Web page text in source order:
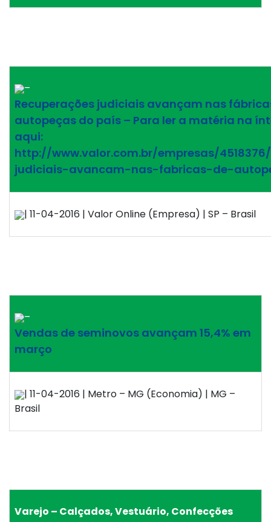
–
Recuperações judiciais avançam nas
autopeças do país – Para ler a matéria na
aqui:
http://www.valor.com.br/empresas/
judiciais-avancam-nas-fabricas-de-
| 11-04-2016 | Valor Online (Empresa) | SP – Brasil
–
Vendas de seminovos avançam 15,4% em
março
| 11-04-2016 | Metro – MG (Economia) | MG –
Brasil
Varejo – Calçados, Vestuário, Confecções